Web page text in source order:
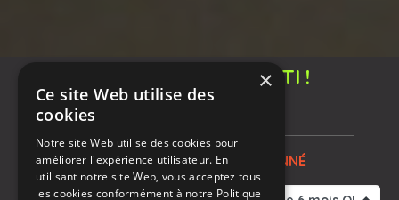
PRIX BAS GARANTI !
49,00 €
CHOIX GRADE RECONDITIONNÉ
Mentions Légales
CGV
Nous Contacter
×
Ce site Web utilise des
cookies
Notre site Web utilise des cookies pour
améliorer l'expérience utilisateur. En
utilisant notre site Web, vous acceptez tous
les cookies conformément à notre Politique